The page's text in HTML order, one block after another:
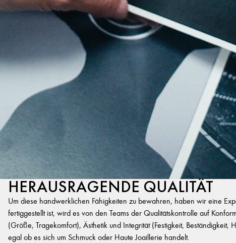
HERAUSRAGENDE QUALITÄT
Um diese handwerklichen Fähigkeiten zu bewahren, haben wir eine
fertiggestellt ist, wird es von den Teams der Qualitätskontrolle auf
(Größe, Tragekomfort), Ästhetik und Integrität (Festigkeit,
egal ob es sich um Schmuck oder Haute Joaillerie handelt.